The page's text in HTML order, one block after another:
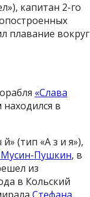
капитан 2-го
плавание вокруг
«Слава
в
(тип «А з и я»),
Мусин-Пушкин, в
из
в Кольский